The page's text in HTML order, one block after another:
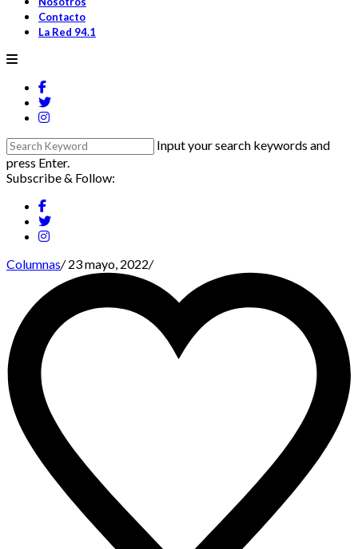
Contacto
La Red 94.1
Input your search keywords and
press Enter.
Subscribe & Follow:
Columnas/23 mayo, 2022/